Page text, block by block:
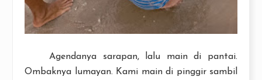
Agendanya sarapan, lalu main di pantai.
Ombaknya lumayan. Kami main di pinggir sambil